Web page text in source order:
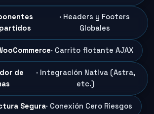
· Headers y Footers
Globales
· Carrito flotante AJAX
de
· Integración Nativa (Astra,
etc.)
Segura· Conexión Cero Riesgos